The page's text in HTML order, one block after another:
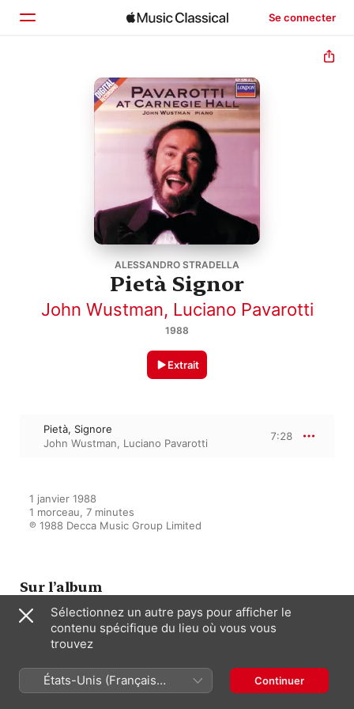
Se connecter
Parcourir
ALESSANDRO STRADELLA
Pietà Signor
John Wustman, Luciano Pavarotti
1988
Extrait
Pietà, Signore
John Wustman, Luciano Pavarotti
7:28
1 janvier 1988
1 morceau, 7 minutes
℗ 1988 Decca Music Group Limited
Sur l’album
Luciano Pavarotti,John Wustman
Sélectionnez un autre pays pour afficher le
contenu spécifique du lieu où vous vous
trouvez
États-Unis (Français
France)
Continuer